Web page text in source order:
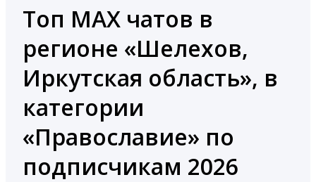
Топ MAX чатов в
регионе «Шелехов,
Иркутская область», в
категории
«Православие» по
подписчикам 2026